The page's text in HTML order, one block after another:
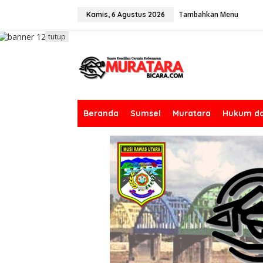
a
Kamis, 6 Agustus 2026 Tambahkan Menu
Beranda Sumsel Muratara Hukum
tutup
Muratara,Peristiwa
Siapkan SDM
Jalin MoU PKM